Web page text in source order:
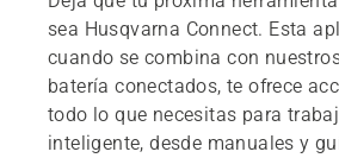
sea Husqvarna Connect. Esta
cuando se combina con
batería conectados, te ofrece
todo lo que necesitas para
inteligente, desde manuales y